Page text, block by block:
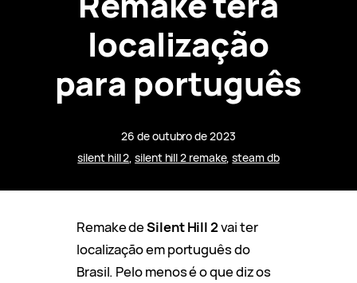
localização
para português
26 de outubro de 2023
silent hill 2, silent hill 2 remake, steam db
Remake deSilent Hill 2vai ter
localização em português do
Brasil. Pelo menos é o que diz os